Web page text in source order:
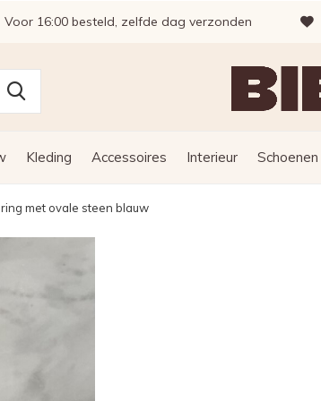
Kleding Accessoires Interieur Schoenen
Voor 16:00 besteld, zelfde dag verzonden
met ovale steen blauw